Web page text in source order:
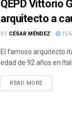
QEPD Vittorio
arquitecto a
BY CÉSAR MÉNDEZ 15
El famoso arquitecto
edad de 92 años en
READ MORE